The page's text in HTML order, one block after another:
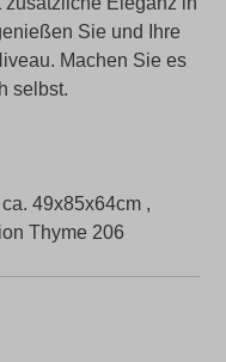
Sie und Ihre
Machen Sie es
selbst.
49x85x64cm ,
Thyme 206